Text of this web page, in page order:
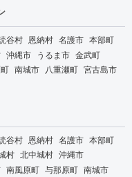
谷村 恩納村 名護市 本部町
沖縄市 うるま市 金武町
南城市 八重瀬町 宮古島市
谷村 恩納村 名護市 本部町
村 北中城村 沖縄市
南風原町 与那原町 南城市